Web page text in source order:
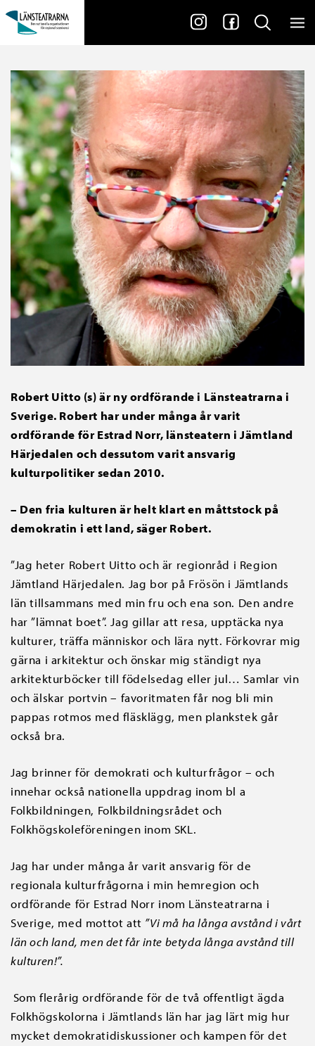
Robert Uitto (s) är ny ordförande i Länsteatrarna i
Sverige. Robert har under många år varit
ordförande för Estrad Norr, länsteatern i Jämtland
Härjedalen och dessutom varit ansvarig
kulturpolitiker sedan 2010.
– Den fria kulturen är helt klart en måttstock på
demokratin i ett land, säger Robert.
”Jag heter Robert Uitto och är regionråd i Region
Jämtland Härjedalen. Jag bor på Frösön i Jämtlands
län tillsammans med min fru och ena son. Den andre
har ”lämnat boet”. Jag gillar att resa, upptäcka nya
kulturer, träffa människor och lära nytt. Förkovrar mig
gärna i arkitektur och önskar mig ständigt nya
arkitekturböcker till födelsedag eller jul… Samlar vin
och älskar portvin – favoritmaten får nog bli min
pappas rotmos med fläsklägg, men plankstek går
också bra.
Jag brinner för demokrati och kulturfrågor – och
innehar också nationella uppdrag inom bl a
Folkbildningen, Folkbildningsrådet och
Folkhögskoleföreningen inom SKL.
Jag har under många år varit ansvarig för de
regionala kulturfrågorna i min hemregion och
ordförande för Estrad Norr inom Länsteatrarna i
Sverige, med mottot att ”Vi må ha långa avstånd i vårt
län och land, men det får inte betyda långa avstånd till
kulturen!”.
Som flerårig ordförande för de två offentligt ägda
Folkhögskolorna i Jämtlands län har jag lärt mig hur
mycket demokratidiskussioner och kampen för det